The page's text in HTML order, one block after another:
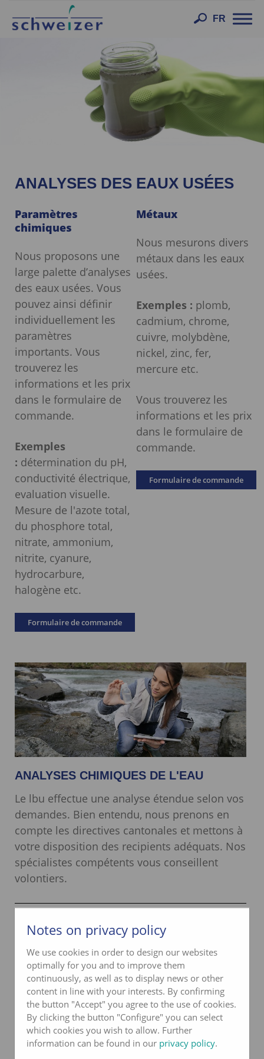
FR
ANALYSES DES EAUX USÉES
Paramètres
chimiques
Nous proposons une
large palette d’analyses
des eaux usées. Vous
pouvez ainsi définir
individuellement les
paramètres
importants. Vous
trouverez les
informations et les prix
dans le formulaire de
commande.
Exemples
: détermination du pH,
conductivité électrique,
evaluation visuelle.
Mesure de l'azote total,
du phosphore total,
nitrate, ammonium,
nitrite, cyanure,
hydrocarbure,
halogène etc.
Formulaire de commande
Métaux
Nous mesurons divers
métaux dans les eaux
usées.
Exemples : plomb,
cadmium, chrome,
cuivre, molybdène,
nickel, zinc, fer,
mercure etc.
Vous trouverez les
informations et les prix
dans le formulaire de
commande.
Formulaire de commande
ANALYSES CHIMIQUES DE L'EAU
Le lbu effectue une analyse étendue selon vos
demandes. Bien entendu, nous prenons en
compte les directives cantonales et mettons à
votre disposition des recipients adéquats. Nos
spécialistes compétents vous conseillent
volontiers.
Contact lbu
Téléphone033 227 57 31
info@lbu.ch
Notes on privacy policy
We use cookies in order to design our websites
optimally for you and to improve them
continuously, as well as to display news or other
content in line with your interests. By confirming
the button "Accept" you agree to the use of cookies.
By clicking the button "Configure" you can select
which cookies you wish to allow. Further
information can be found in our privacy policy.